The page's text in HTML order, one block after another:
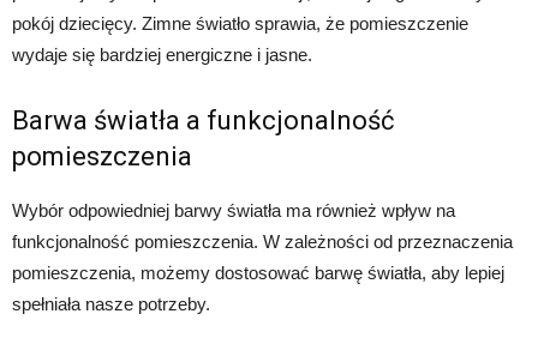
pokój dziecięcy. Zimne światło sprawia, że pomieszczenie
wydaje się bardziej energiczne i jasne.
Barwa światła a funkcjonalność
pomieszczenia
Wybór odpowiedniej barwy światła ma również wpływ na
funkcjonalność pomieszczenia. W zależności od przeznaczenia
pomieszczenia, możemy dostosować barwę światła, aby lepiej
spełniała nasze potrzeby.